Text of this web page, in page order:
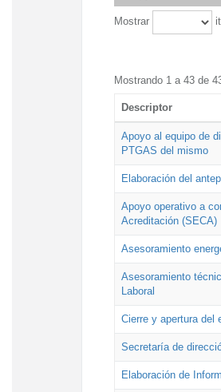
Mostrar
Mostrando 1 a 43 de
Descriptor
Apoyo al equipo de
PTGAS del mismo
Elaboración del
Apoyo operativo a
Acreditación (SECA)
Asesoramiento
Asesoramiento
Laboral
Cierre y apertura del
Secretaría de
Elaboración de